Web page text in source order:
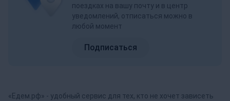
поездках на вашу почту и в центр
уведомлений, отписаться можно в
любой момент
Подписаться
«Едем.рф» - удобный сервис для тех, кто не хочет зависеть